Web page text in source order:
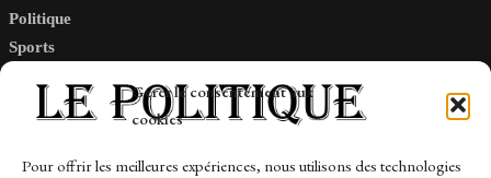
Gérer le consentement aux
cookies
Pour offrir les meilleures expériences, nous utilisons des technologies
Politique
Sports